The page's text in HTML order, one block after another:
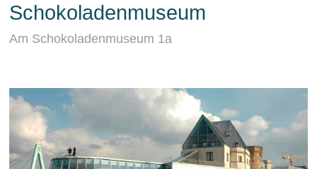
Schokoladenmuseum
Am Schokoladenmuseum 1a